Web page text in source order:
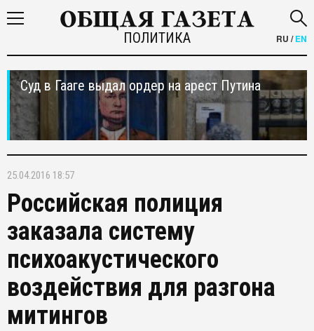
ПОЛИТИКА RU /EN
Суд в Гааге выдал ордер на арест Путина
25.04.2016 18:57
Российская полиция
заказала систему
психоакустического
воздействия для разгона
митингов